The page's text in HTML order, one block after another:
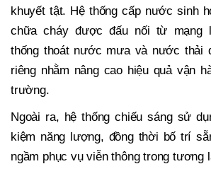
khuyết tật. Hệ thống cấp nước sinh
chữa cháy được đấu nối từ mạng
thống thoát nước mưa và nước thải
riêng nhằm nâng cao hiệu quả vận
trường.
Ngoài ra, hệ thống chiếu sáng sử
kiệm năng lượng, đồng thời bố trí
ngầm phục vụ viễn thông trong tương